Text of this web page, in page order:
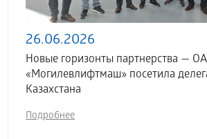
26.06.2026
Новые горизонты партнерства —
«Могилевлифтмаш» посетила
Казахстана
Подробнее